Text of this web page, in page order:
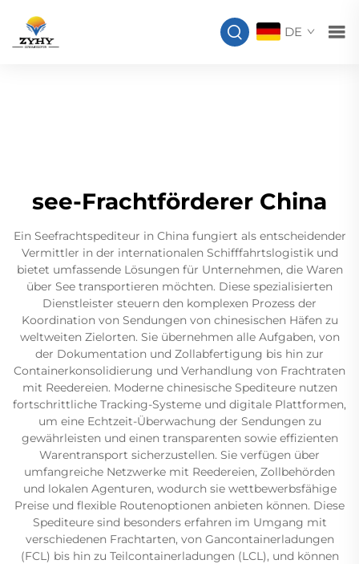
DE
see-Frachtförderer China
Ein Seefrachtspediteur in China fungiert als entscheidender
Vermittler in der internationalen Schifffahrtslogistik und
bietet umfassende Lösungen für Unternehmen, die Waren
über See transportieren möchten. Diese spezialisierten
Dienstleister steuern den komplexen Prozess der
Koordination von Sendungen von chinesischen Häfen zu
weltweiten Zielorten. Sie übernehmen alle Aufgaben, von
der Dokumentation und Zollabfertigung bis hin zur
Containerkonsolidierung und Verhandlung von Frachtraten
mit Reedereien. Moderne chinesische Spediteure nutzen
fortschrittliche Tracking-Systeme und digitale Plattformen,
um eine Echtzeit-Überwachung der Sendungen zu
gewährleisten und einen transparenten sowie effizienten
Warentransport sicherzustellen. Sie verfügen über
umfangreiche Netzwerke mit Reedereien, Zollbehörden
und lokalen Agenturen, wodurch sie wettbewerbsfähige
Preise und flexible Routenoptionen anbieten können. Diese
Spediteure sind besonders erfahren im Umgang mit
verschiedenen Frachtarten, von Gancontainerladungen
(FCL) bis hin zu Teilcontainerladungen (LCL), und können